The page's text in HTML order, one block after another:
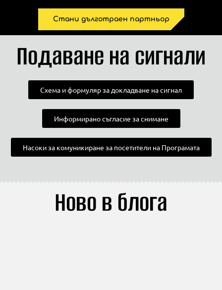
Стани дълготраен партньор
Подаване на сигнали
Схема и формуляр за докладване на сигнал
Информирано съгласие за снимане
Насоки за комуникиране за посетители на Програмата
Ново в блога